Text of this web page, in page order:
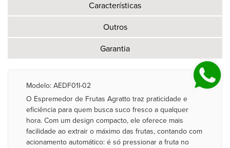
Características
Outros
Garantia
Modelo: AEDF01I-02
O Espremedor de Frutas Agratto traz praticidade e
eficiência para quem busca suco fresco a qualquer
hora. Com um design compacto, ele oferece mais
facilidade ao extrair o máximo das frutas, contando com
acionamento automático: é só pressionar a fruta no